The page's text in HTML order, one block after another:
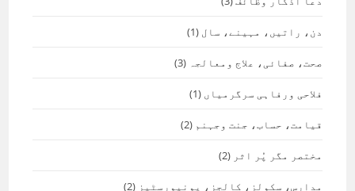
دن، راتیں، مہینے، سال (1)
صحت، صفائی، علاج ومعالجہ (3)
فلاحی ورفاہی سرگرمیاں (1)
قیامت، حساب، جنت وجہنم (2)
مختصر مگر پُر اثر (2)
مدارس، سکولز، کالجز، یونیورسٹیز (2)